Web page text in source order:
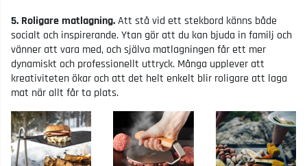
5. Roligare matlagning.Att stå vid ett stekbord känns både
socialt och inspirerande. Ytan gör att du kan bjuda in familj och
vänner att vara med, och själva matlagningen får ett mer
dynamiskt och professionellt uttryck. Många upplever att
kreativiteten ökar och att det helt enkelt blir roligare att laga
mat när allt får ta plats.